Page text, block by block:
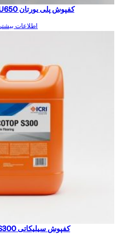
کفپوش پلی یورتان ECOTOP PU650
اطلاعات بیشتر
کفپوش سیلیکاتی ECOTOP S300